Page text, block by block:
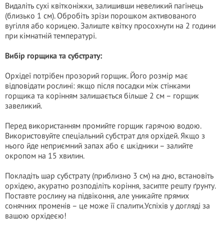
Видаліть сухі квітконіжки, залишивши невеликий пагінець
(близько 1 см). Обробіть зрізи порошком активованого
вугілля або корицею. Залиште квітку просохнути на 2 години
при кімнатній температурі.
Вибір горщика та субстрату:
Орхідеї потрібен прозорий горщик. Його розмір має
відповідати рослині: якщо після посадки між стінками
горщика та корінням залишається більше 2 см – горщик
завеликий.
Перед використанням промийте горщик гарячою водою.
Використовуйте спеціальний субстрат для орхідей. Якщо з
нього йде неприємний запах або є шкідники – залийте
окропом на 15 хвилин.
Покладіть шар субстрату (приблизно 3 см) на дно, встановіть
орхідею, акуратно розподіліть коріння, засипте решту ґрунту.
Поставте рослину на підвіконня, але уникайте прямих
сонячних променів – це може її спалити.Успіхів у догляді за
вашою орхідеєю!